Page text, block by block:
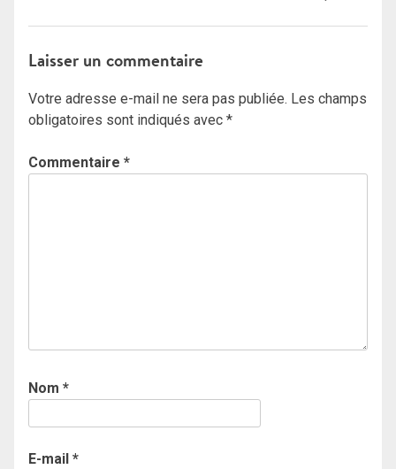
Laisser un commentaire
Votre adresse e-mail ne sera pas publiée. Les champs
obligatoires sont indiqués avec *
Commentaire *
Nom *
E-mail *